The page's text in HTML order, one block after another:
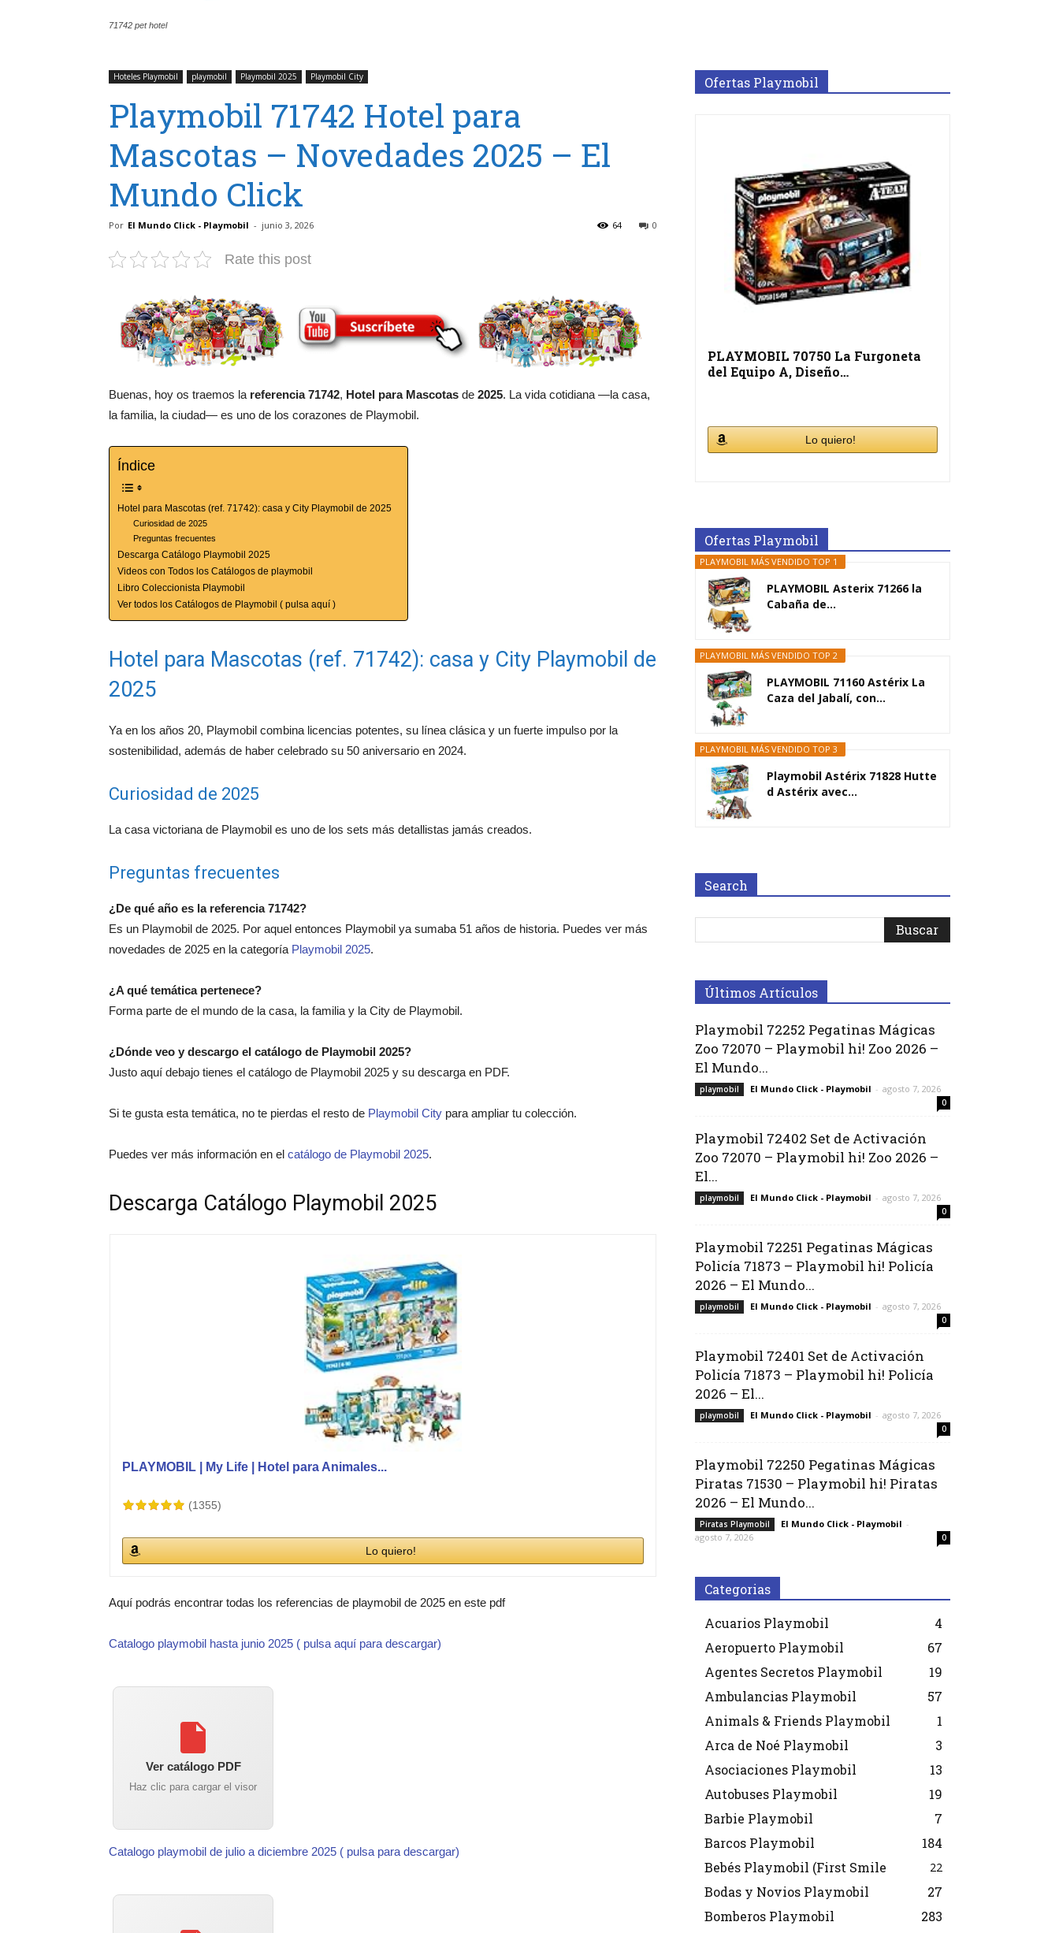
71742 pet hotel
Hoteles Playmobil playmobil Playmobil 2025 Playmobil City
Playmobil 71742 Hotel para
Mascotas – Novedades 2025 – El
Mundo Click
Por El Mundo Click - Playmobil - junio 3, 2026 0
64
Rate this post
Buenas, hoy os traemos la referencia 71742, Hotel para Mascotas de 2025. La vida cotidiana —la casa,
la familia, la ciudad— es uno de los corazones de Playmobil.
Índice
Hotel para Mascotas (ref. 71742): casa y City Playmobil de 2025
Curiosidad de 2025
Preguntas frecuentes
Descarga Catálogo Playmobil 2025
Videos con Todos los Catálogos de playmobil
Libro Coleccionista Playmobil
Ver todos los Catálogos de Playmobil ( pulsa aquí )
Hotel para Mascotas (ref. 71742): casa y City Playmobil de
2025
Ya en los años 20, Playmobil combina licencias potentes, su línea clásica y un fuerte impulso por la
sostenibilidad, además de haber celebrado su 50 aniversario en 2024.
Curiosidad de 2025
La casa victoriana de Playmobil es uno de los sets más detallistas jamás creados.
Preguntas frecuentes
¿De qué año es la referencia 71742?
Es un Playmobil de 2025. Por aquel entonces Playmobil ya sumaba 51 años de historia. Puedes ver más
novedades de 2025 en la categoría Playmobil 2025.
¿A qué temática pertenece?
Forma parte de el mundo de la casa, la familia y la City de Playmobil.
¿Dónde veo y descargo el catálogo de Playmobil 2025?
Justo aquí debajo tienes el catálogo de Playmobil 2025 y su descarga en PDF.
Si te gusta esta temática, no te pierdas el resto de Playmobil City para ampliar tu colección.
Puedes ver más información en el catálogo de Playmobil 2025.
Descarga Catálogo Playmobil 2025
PLAYMOBIL | My Life | Hotel para Animales...
(1355)
Lo quiero!
Aquí podrás encontrar todas los referencias de playmobil de 2025 en este pdf
Catalogo playmobil hasta junio 2025 ( pulsa aquí para descargar)
Ver catálogo PDF
Haz clic para cargar el visor
Catalogo playmobil de julio a diciembre 2025 ( pulsa para descargar)
Ofertas Playmobil
PLAYMOBIL 70750 La Furgoneta
del Equipo A, Diseño…
Lo quiero!
Ofertas Playmobil
PLAYMOBIL MÁS VENDIDO TOP 1
PLAYMOBIL Asterix 71266 la
Cabaña de...
PLAYMOBIL MÁS VENDIDO TOP 2
PLAYMOBIL 71160 Astérix La
Caza del Jabalí, con...
PLAYMOBIL MÁS VENDIDO TOP 3
Playmobil Astérix 71828 Hutte
d Astérix avec...
Search
Últimos Artículos
Playmobil 72252 Pegatinas Mágicas
Zoo 72070 – Playmobil hi! Zoo 2026 –
El Mundo...
playmobil El Mundo Click - Playmobil - agosto 7, 2026
0
Playmobil 72402 Set de Activación
Zoo 72070 – Playmobil hi! Zoo 2026 –
El...
playmobil El Mundo Click - Playmobil - agosto 7, 2026
0
Playmobil 72251 Pegatinas Mágicas
Policía 71873 – Playmobil hi! Policía
2026 – El Mundo...
playmobil El Mundo Click - Playmobil - agosto 7, 2026
0
Playmobil 72401 Set de Activación
Policía 71873 – Playmobil hi! Policía
2026 – El...
playmobil El Mundo Click - Playmobil - agosto 7, 2026
0
Playmobil 72250 Pegatinas Mágicas
Piratas 71530 – Playmobil hi! Piratas
2026 – El Mundo...
Piratas Playmobil El Mundo Click - Playmobil -
agosto 7, 2026
0
Categorias
Acuarios Playmobil
4
Aeropuerto Playmobil
67
Agentes Secretos Playmobil
19
Ambulancias Playmobil
57
Animals & Friends Playmobil
1
Arca de Noé Playmobil
3
Asociaciones Playmobil
13
Autobuses Playmobil
19
Barbie Playmobil
7
Barcos Playmobil
184
Bebés Playmobil (First Smile
22
Bodas y Novios Playmobil
27
Bomberos Playmobil
283